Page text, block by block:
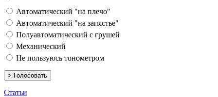
Автоматический "на плечо"
Автоматический "на запястье"
Полуавтоматический с грушей
Механический
Не пользуюсь тонометром
Статьи